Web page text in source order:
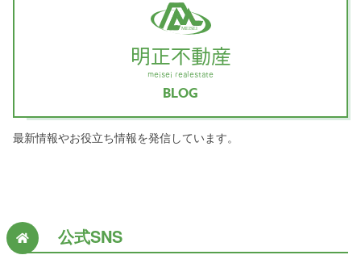
MEISEI
明正不動産
meisei realestate
BLOG
最新情報やお役立ち情報を発信しています。
公式SNS